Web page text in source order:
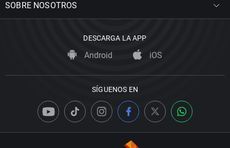
SOBRE NOSOTROS
DESCARGA LA APP
Android iOS
SÍGUENOS EN